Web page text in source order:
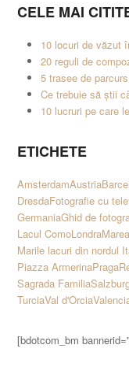
CELE MAI
10 locuri de văzut
20 reguli de
5 trasee de
Ce trebuie să știi
10 lucruri pe care
ETICHETE
AmsterdamAustria
DresdaFotografie cu
GermaniaGhid de
Lacul ComoLondra
Marile lacuri din nordul
Piazza ArmerinaPraga
Sagrada Familia
TurciaVal d'Orcia
[bdotcom_bm